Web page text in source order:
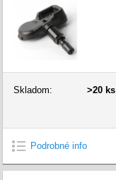
Skladom: >20 ks
Podrobné info